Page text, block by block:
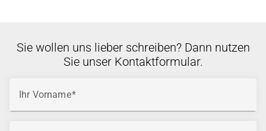
Sie wollen uns lieber schreiben? Dann nutzen
Sie unser Kontaktformular.
Ihr Vorname